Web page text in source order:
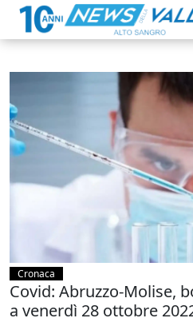
Cronaca
Covid: Abruzzo-Molise,
a venerdì 28 ottobre